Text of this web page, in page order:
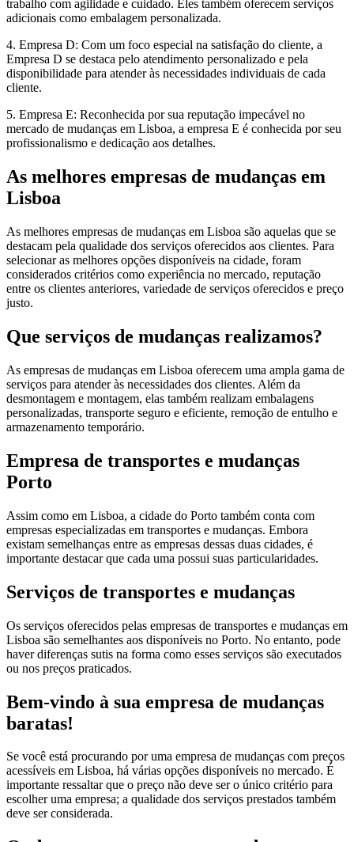
trabalho com agilidade e cuidado. Eles também oferecem serviços
adicionais como embalagem personalizada.
4. Empresa D: Com um foco especial na satisfação do cliente, a
Empresa D se destaca pelo atendimento personalizado e pela
disponibilidade para atender às necessidades individuais de cada
cliente.
5. Empresa E: Reconhecida por sua reputação impecável no
mercado de mudanças em Lisboa, a empresa E é conhecida por seu
profissionalismo e dedicação aos detalhes.
As melhores empresas de mudanças em
Lisboa
As melhores empresas de mudanças em Lisboa são aquelas que se
destacam pela qualidade dos serviços oferecidos aos clientes. Para
selecionar as melhores opções disponíveis na cidade, foram
considerados critérios como experiência no mercado, reputação
entre os clientes anteriores, variedade de serviços oferecidos e preço
justo.
Que serviços de mudanças realizamos?
As empresas de mudanças em Lisboa oferecem uma ampla gama de
serviços para atender às necessidades dos clientes. Além da
desmontagem e montagem, elas também realizam embalagens
personalizadas, transporte seguro e eficiente, remoção de entulho e
armazenamento temporário.
Empresa de transportes e mudanças
Porto
Assim como em Lisboa, a cidade do Porto também conta com
empresas especializadas em transportes e mudanças. Embora
existam semelhanças entre as empresas dessas duas cidades, é
importante destacar que cada uma possui suas particularidades.
Serviços de transportes e mudanças
Os serviços oferecidos pelas empresas de transportes e mudanças em
Lisboa são semelhantes aos disponíveis no Porto. No entanto, pode
haver diferenças sutis na forma como esses serviços são executados
ou nos preços praticados.
Bem-vindo à sua empresa de mudanças
baratas!
Se você está procurando por uma empresa de mudanças com preços
acessíveis em Lisboa, há várias opções disponíveis no mercado. É
importante ressaltar que o preço não deve ser o único critério para
escolher uma empresa; a qualidade dos serviços prestados também
deve ser considerada.